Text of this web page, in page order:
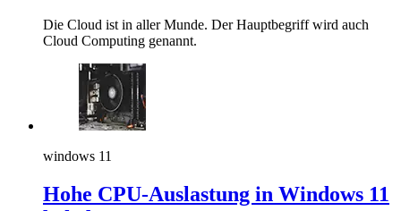
Die Cloud ist in aller Munde. Der Hauptbegriff wird auch
Cloud Computing genannt.
windows 11
Hohe CPU-Auslastung in Windows 11